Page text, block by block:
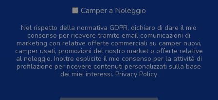
Camper a Noleggio
Nel rispetto della normativa GDPR, dichiaro di dare il mio
consenso per ricevere tramite email comunicazioni di
marketing con relative offerte commerciali su camper nuovi,
camper usati, promozioni del nostro market o offerte relative
al noleggio. Inoltre esplicito il mio consenso per la attività di
profilazione per ricevere contenuti personalizzati sulla base
dei miei interessi. Privacy Policy